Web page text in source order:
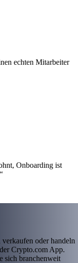
echten Mitarbeiter
Onboarding ist
oder handeln
Crypto.com App.
sich branchenweit